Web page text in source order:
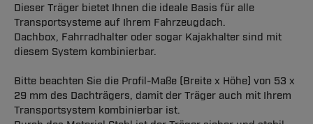
Dieser Träger bietet Ihnen die ideale Basis für alle
Transportsysteme auf Ihrem Fahrzeugdach.
Dachbox, Fahrradhalter oder sogar Kajakhalter sind mit
diesem System kombinierbar.
Bitte beachten Sie die Profil-Maße (Breite x Höhe) von 53 x
29 mm des Dachträgers, damit der Träger auch mit Ihrem
Transportsystem kombinierbar ist.